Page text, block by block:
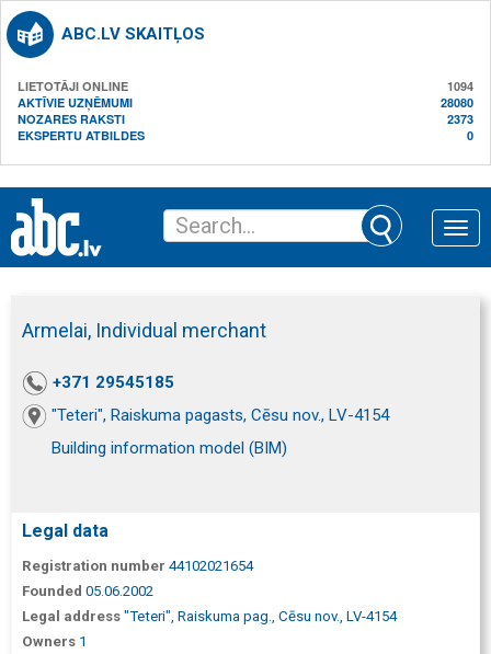
ABC.LV SKAITĻOS
LIETOTĀJI ONLINE
1094
AKTĪVIE UZŅĒMUMI
28080
NOZARES RAKSTI
2373
EKSPERTU ATBILDES
0
Toggle
Armelai, Individual merchant
+371 29545185
"Teteri", Raiskuma pagasts, Cēsu nov., LV-4154
Building information model (BIM)
Legal data
Registration number 44102021654
Founded 05.06.2002
Legal address "Teteri", Raiskuma pag., Cēsu nov., LV-4154
Owners 1